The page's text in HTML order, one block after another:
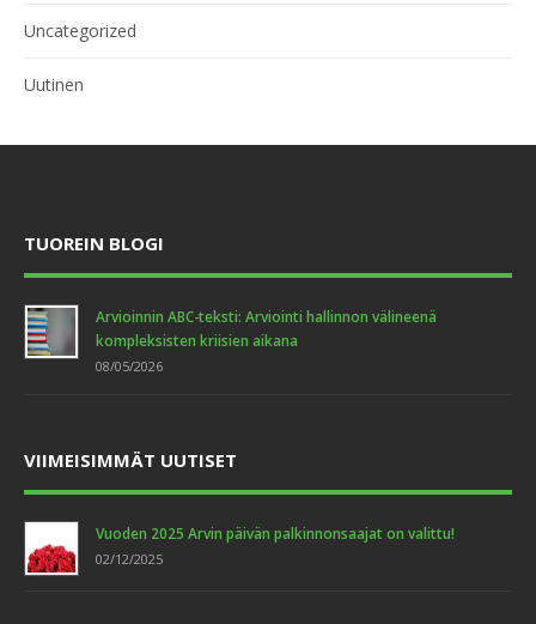
Uncategorized
Uutinen
TUOREIN BLOGI
Arvioinnin ABC-teksti: Arviointi hallinnon välineenä
kompleksisten kriisien aikana
08/05/2026
VIIMEISIMMÄT UUTISET
Vuoden 2025 Arvin päivän palkinnonsaajat on valittu!
02/12/2025